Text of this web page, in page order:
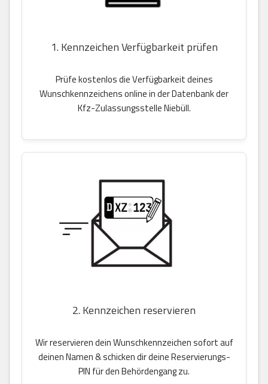
1. Kennzeichen Verfügbarkeit prüfen
Prüfe kostenlos die Verfügbarkeit deines
Wunschkennzeichens online in der Datenbank der
Kfz-Zulassungsstelle Niebüll.
2. Kennzeichen reservieren
Wir reservieren dein Wunschkennzeichen sofort auf
deinen Namen & schicken dir deine Reservierungs-
PIN für den Behördengang zu.